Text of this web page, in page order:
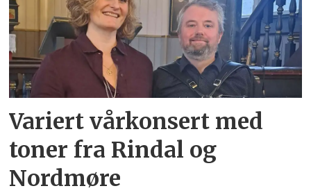
Variert vårkonsert med
toner fra Rindal og
Nordmøre